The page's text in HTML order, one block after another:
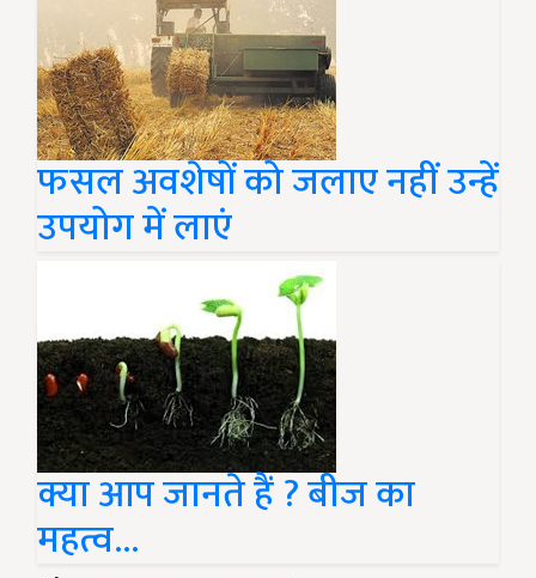
फसल अवशेषों को जलाए नहीं उन्हें
उपयोग में लाएं
क्या आप जानते हैं ? बीज का
महत्व...